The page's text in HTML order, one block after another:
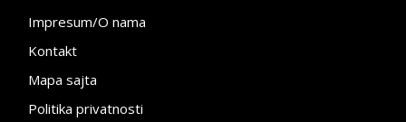
Impresum/O nama
Kontakt
Mapa sajta
Politika privatnosti